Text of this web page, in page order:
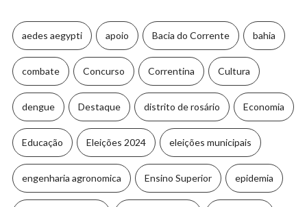
aedes aegypti apoio Bacia do Corrente bahia
combate Concurso Correntina Cultura
dengue Destaque distrito de rosário Economia
Educação Eleições 2024 eleições municipais
engenharia agronomica Ensino Superior epidemia